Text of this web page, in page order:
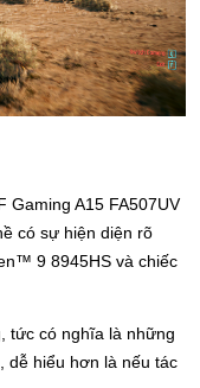
Gaming A15 FA507UV
có sự hiện diện rõ
9 8945HS và chiếc
tức có nghĩa là những
dễ hiểu hơn là nếu tác